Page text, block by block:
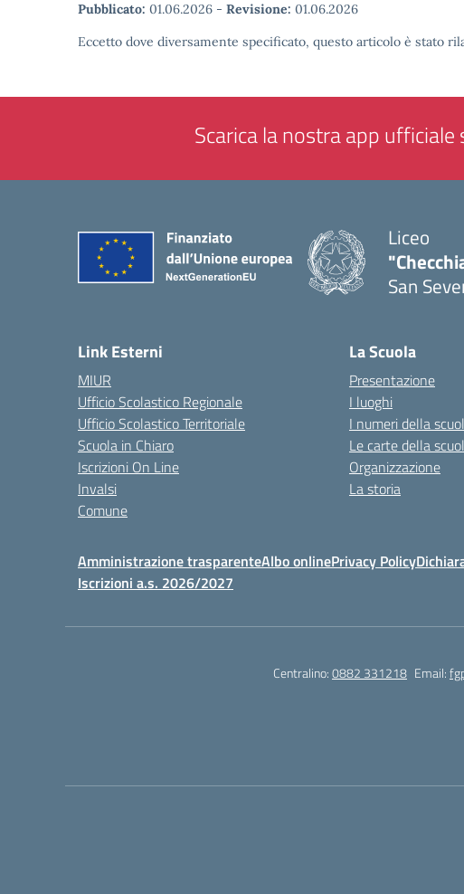
Pubblicato: 01.06.2026 - Revisione: 01.06.2026
Eccetto dove diversamente specificato, questo articolo è stato
Scarica la nostra app ufficiale
Liceo
San
Link Esterni
MIUR
Ufficio Scolastico Regionale
Ufficio Scolastico Territoriale
Scuola in Chiaro
Iscrizioni On Line
Invalsi
Comune
La Scuola
Presentazione
I luoghi
I numeri della
Le carte della
Organizzazione
La storia
Amministrazione trasparenteAlbo onlinePrivacy Policy
Iscrizioni a.s. 2026/2027
Centralino:0882 331218 Email: